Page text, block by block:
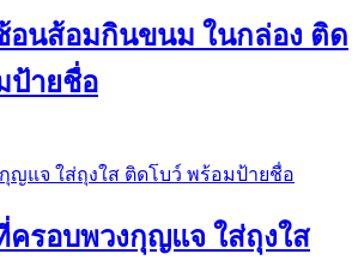
อนส้อมกินขนม ในกล่อง ติด
ป้ายชื่อ
รอบพวงกุญแจ ใส่ถุงใส